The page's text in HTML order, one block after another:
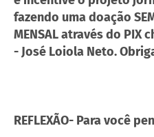
fazendo uma doação
MENSAL através do PIX
- José Loiola Neto.
REFLEXÃO- Para você